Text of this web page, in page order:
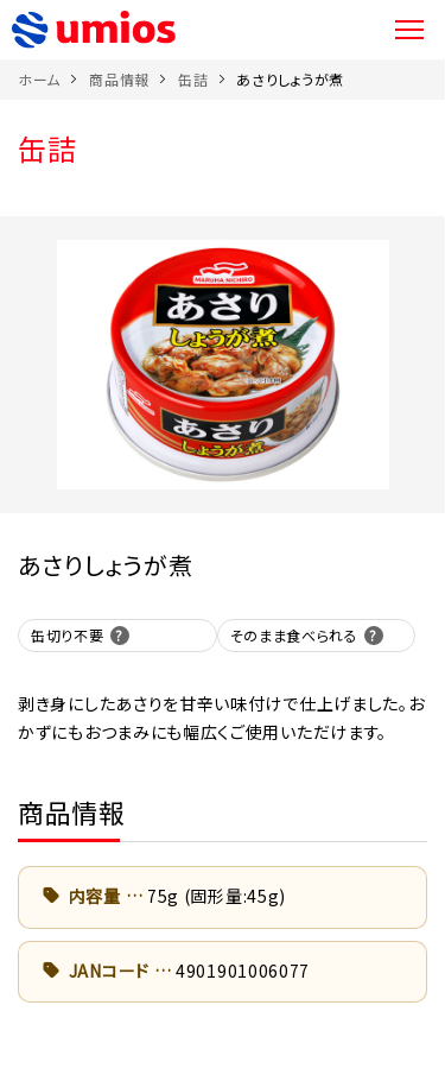
ホーム 商品情報 缶詰 あさりしょうが煮
缶詰
あさりしょうが煮
缶切り不要 そのまま食べられる
剥き身にしたあさりを甘辛い味付けで仕上げました。お
かずにもおつまみにも幅広くご使用いただけます。
商品情報
内容量 75g (固形量:45g)
JANコード 4901901006077